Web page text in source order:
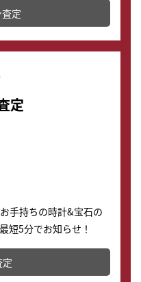
定
定
手持ちの時計&宝石の
短5分でお知らせ！
ることが出来ます。
定